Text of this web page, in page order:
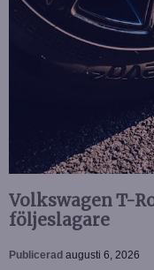
Volkswagen T-
följeslagare
Publicerad augusti 6, 2026